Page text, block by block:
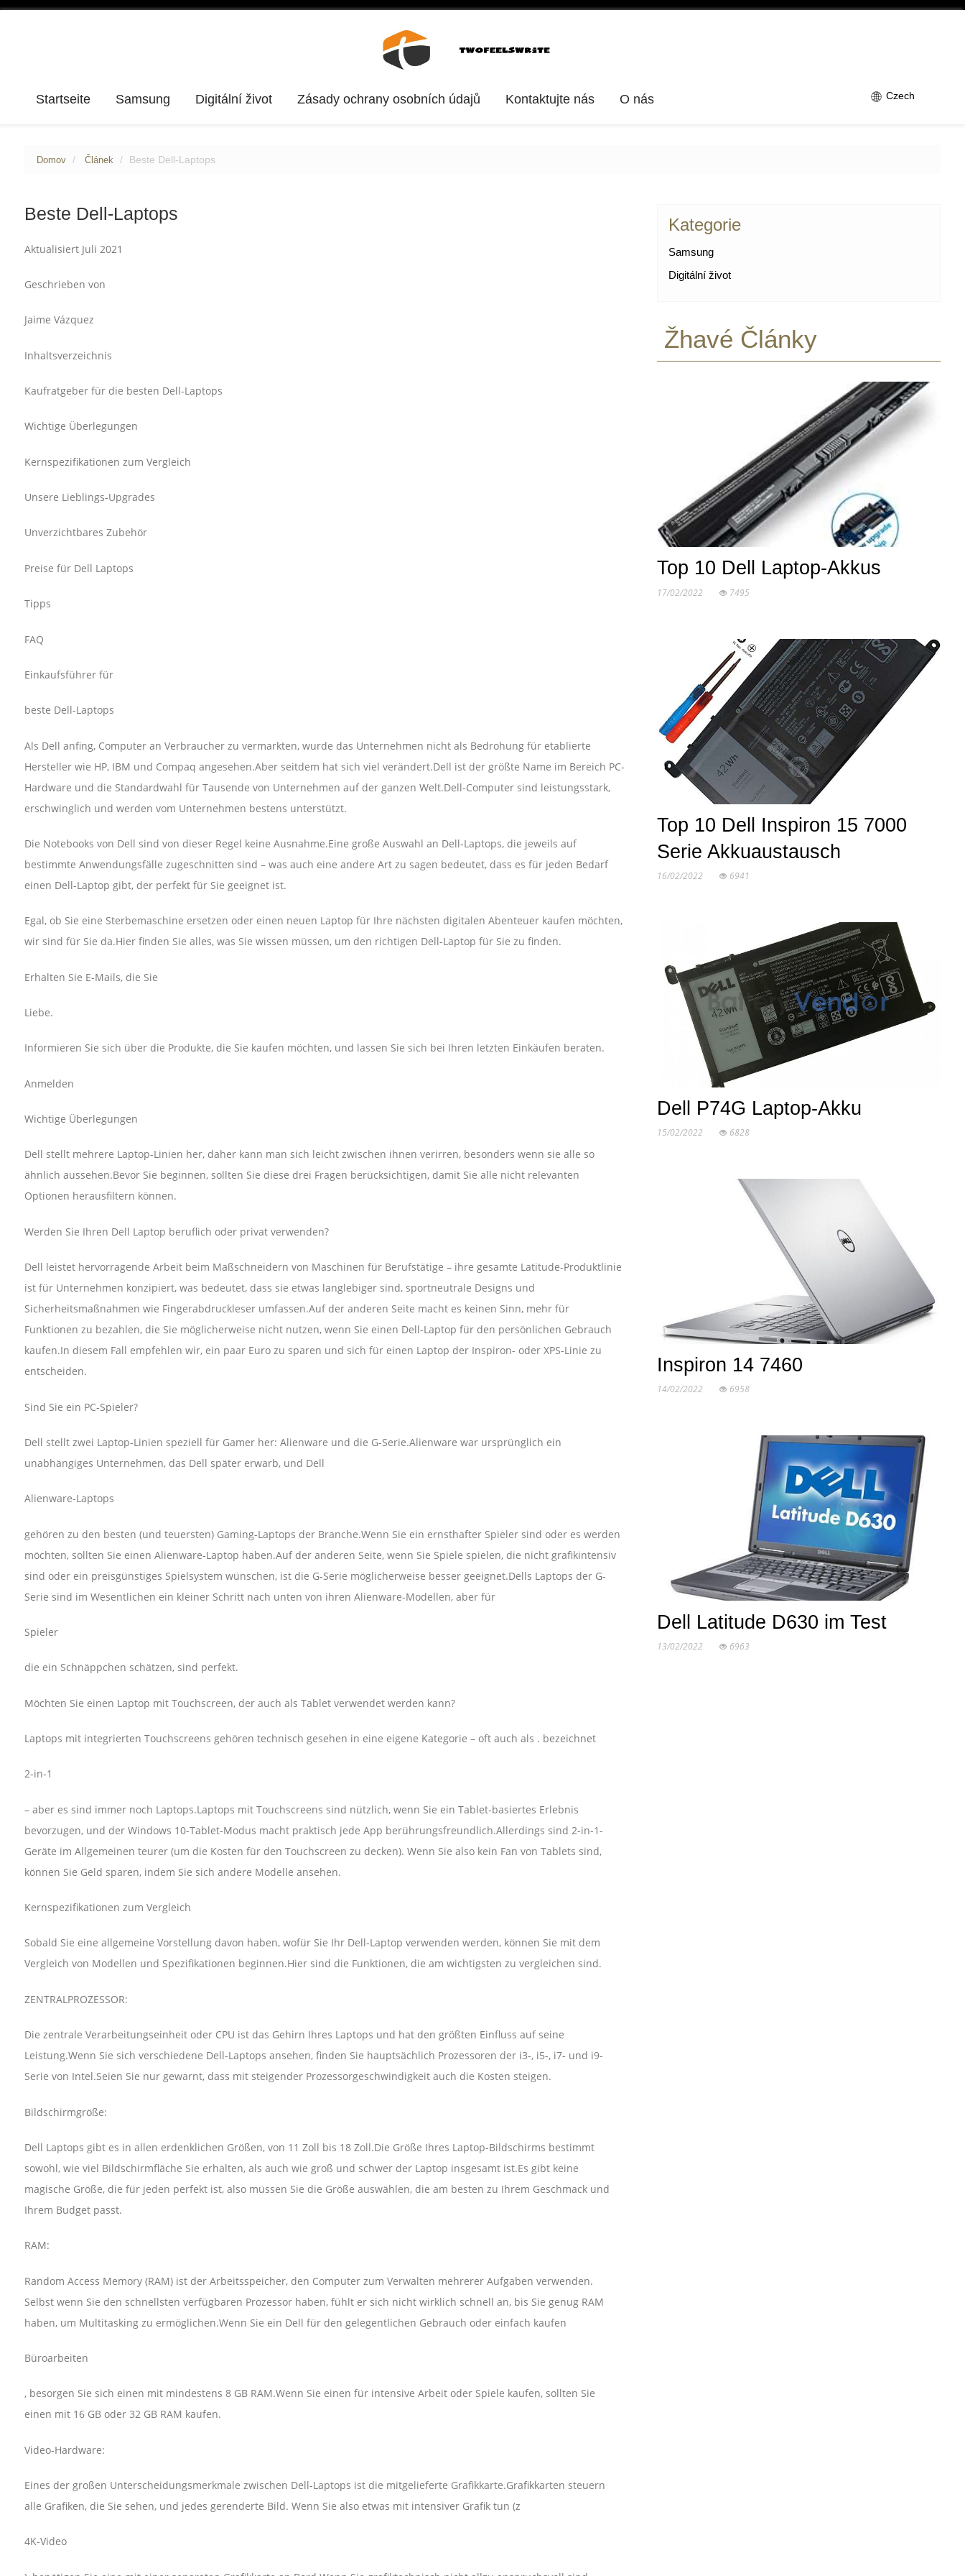
Startseite Samsung Digitální život Zásady ochrany osobních údajů Kontaktujte nás O nás Czech
Domov Článek Beste Dell-Laptops
Beste Dell-Laptops
Aktualisiert Juli 2021
Geschrieben von
Jaime Vázquez
Inhaltsverzeichnis
Kaufratgeber für die besten Dell-Laptops
Wichtige Überlegungen
Kernspezifikationen zum Vergleich
Unsere Lieblings-Upgrades
Unverzichtbares Zubehör
Preise für Dell Laptops
Tipps
FAQ
Einkaufsführer für
beste Dell-Laptops
Als Dell anfing, Computer an Verbraucher zu vermarkten, wurde das Unternehmen nicht als Bedrohung für etablierte
Hersteller wie HP, IBM und Compaq angesehen.Aber seitdem hat sich viel verändert.Dell ist der größte Name im Bereich PC-
Hardware und die Standardwahl für Tausende von Unternehmen auf der ganzen Welt.Dell-Computer sind leistungsstark,
erschwinglich und werden vom Unternehmen bestens unterstützt.
Die Notebooks von Dell sind von dieser Regel keine Ausnahme.Eine große Auswahl an Dell-Laptops, die jeweils auf
bestimmte Anwendungsfälle zugeschnitten sind – was auch eine andere Art zu sagen bedeutet, dass es für jeden Bedarf
einen Dell-Laptop gibt, der perfekt für Sie geeignet ist.
Egal, ob Sie eine Sterbemaschine ersetzen oder einen neuen Laptop für Ihre nächsten digitalen Abenteuer kaufen möchten,
wir sind für Sie da.Hier finden Sie alles, was Sie wissen müssen, um den richtigen Dell-Laptop für Sie zu finden.
Erhalten Sie E-Mails, die Sie
Liebe.
Informieren Sie sich über die Produkte, die Sie kaufen möchten, und lassen Sie sich bei Ihren letzten Einkäufen beraten.
Anmelden
Wichtige Überlegungen
Dell stellt mehrere Laptop-Linien her, daher kann man sich leicht zwischen ihnen verirren, besonders wenn sie alle so
ähnlich aussehen.Bevor Sie beginnen, sollten Sie diese drei Fragen berücksichtigen, damit Sie alle nicht relevanten
Optionen herausfiltern können.
Werden Sie Ihren Dell Laptop beruflich oder privat verwenden?
Dell leistet hervorragende Arbeit beim Maßschneidern von Maschinen für Berufstätige – ihre gesamte Latitude-Produktlinie
ist für Unternehmen konzipiert, was bedeutet, dass sie etwas langlebiger sind, sportneutrale Designs und
Sicherheitsmaßnahmen wie Fingerabdruckleser umfassen.Auf der anderen Seite macht es keinen Sinn, mehr für
Funktionen zu bezahlen, die Sie möglicherweise nicht nutzen, wenn Sie einen Dell-Laptop für den persönlichen Gebrauch
kaufen.In diesem Fall empfehlen wir, ein paar Euro zu sparen und sich für einen Laptop der Inspiron- oder XPS-Linie zu
entscheiden.
Sind Sie ein PC-Spieler?
Dell stellt zwei Laptop-Linien speziell für Gamer her: Alienware und die G-Serie.Alienware war ursprünglich ein
unabhängiges Unternehmen, das Dell später erwarb, und Dell
Alienware-Laptops
gehören zu den besten (und teuersten) Gaming-Laptops der Branche.Wenn Sie ein ernsthafter Spieler sind oder es werden
möchten, sollten Sie einen Alienware-Laptop haben.Auf der anderen Seite, wenn Sie Spiele spielen, die nicht grafikintensiv
sind oder ein preisgünstiges Spielsystem wünschen, ist die G-Serie möglicherweise besser geeignet.Dells Laptops der G-
Serie sind im Wesentlichen ein kleiner Schritt nach unten von ihren Alienware-Modellen, aber für
Spieler
die ein Schnäppchen schätzen, sind perfekt.
Möchten Sie einen Laptop mit Touchscreen, der auch als Tablet verwendet werden kann?
Laptops mit integrierten Touchscreens gehören technisch gesehen in eine eigene Kategorie – oft auch als . bezeichnet
2-in-1
– aber es sind immer noch Laptops.Laptops mit Touchscreens sind nützlich, wenn Sie ein Tablet-basiertes Erlebnis
bevorzugen, und der Windows 10-Tablet-Modus macht praktisch jede App berührungsfreundlich.Allerdings sind 2-in-1-
Geräte im Allgemeinen teurer (um die Kosten für den Touchscreen zu decken). Wenn Sie also kein Fan von Tablets sind,
können Sie Geld sparen, indem Sie sich andere Modelle ansehen.
Kernspezifikationen zum Vergleich
Sobald Sie eine allgemeine Vorstellung davon haben, wofür Sie Ihr Dell-Laptop verwenden werden, können Sie mit dem
Vergleich von Modellen und Spezifikationen beginnen.Hier sind die Funktionen, die am wichtigsten zu vergleichen sind.
ZENTRALPROZESSOR:
Die zentrale Verarbeitungseinheit oder CPU ist das Gehirn Ihres Laptops und hat den größten Einfluss auf seine
Leistung.Wenn Sie sich verschiedene Dell-Laptops ansehen, finden Sie hauptsächlich Prozessoren der i3-, i5-, i7- und i9-
Serie von Intel.Seien Sie nur gewarnt, dass mit steigender Prozessorgeschwindigkeit auch die Kosten steigen.
Bildschirmgröße:
Dell Laptops gibt es in allen erdenklichen Größen, von 11 Zoll bis 18 Zoll.Die Größe Ihres Laptop-Bildschirms bestimmt
sowohl, wie viel Bildschirmfläche Sie erhalten, als auch wie groß und schwer der Laptop insgesamt ist.Es gibt keine
magische Größe, die für jeden perfekt ist, also müssen Sie die Größe auswählen, die am besten zu Ihrem Geschmack und
Ihrem Budget passt.
RAM:
Random Access Memory (RAM) ist der Arbeitsspeicher, den Computer zum Verwalten mehrerer Aufgaben verwenden.
Selbst wenn Sie den schnellsten verfügbaren Prozessor haben, fühlt er sich nicht wirklich schnell an, bis Sie genug RAM
haben, um Multitasking zu ermöglichen.Wenn Sie ein Dell für den gelegentlichen Gebrauch oder einfach kaufen
Büroarbeiten
, besorgen Sie sich einen mit mindestens 8 GB RAM.Wenn Sie einen für intensive Arbeit oder Spiele kaufen, sollten Sie
einen mit 16 GB oder 32 GB RAM kaufen.
Video-Hardware:
Eines der großen Unterscheidungsmerkmale zwischen Dell-Laptops ist die mitgelieferte Grafikkarte.Grafikkarten steuern
alle Grafiken, die Sie sehen, und jedes gerenderte Bild. Wenn Sie also etwas mit intensiver Grafik tun (z
4K-Video
Kategorie
Samsung
Digitální život
Žhavé Články
Top 10 Dell Laptop-Akkus
17/02/2022 7495
Top 10 Dell Inspiron 15 7000
Serie Akkuaustausch
16/02/2022 6941
Dell P74G Laptop-Akku
15/02/2022 6828
Inspiron 14 7460
14/02/2022 6958
Dell Latitude D630 im Test
13/02/2022 6963